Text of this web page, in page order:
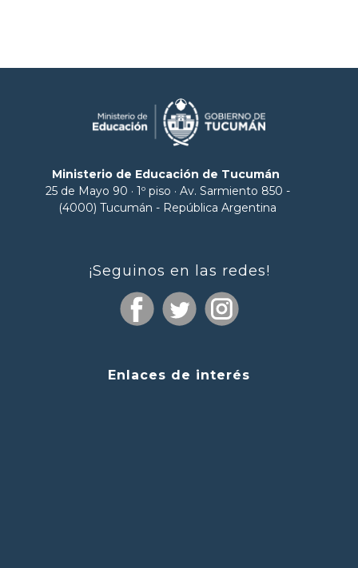
Ministerio de Educación de Tucumán
25 de Mayo 90 · 1º piso · Av. Sarmiento 850 -
(4000) Tucumán - República Argentina
¡Seguinos en las redes!
Enlaces de interés